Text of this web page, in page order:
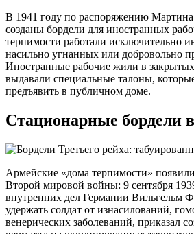
В 1941 году по распоряжению
созданы бордели для иностранных
терпимости работали исключительно
насильно угнанных или добровольно
Иностранные рабочие жили в
выдавали специальные талоны,
предъявить в публичном доме.
Стационарные бордели
Армейские «дома терпимости»
Второй мировой войны: 9 сентября
внутренних дел Германии Вильгельм
удержать солдат от изнасилований,
венерических заболеваний, приказал